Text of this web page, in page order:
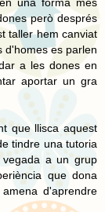
una forma més
però després
taller hem canviat
d'homes es parlen
a les dones en
aportar un gra
que llisca aquest
tindre una tutoria
a un grup
que dona
d'aprendre